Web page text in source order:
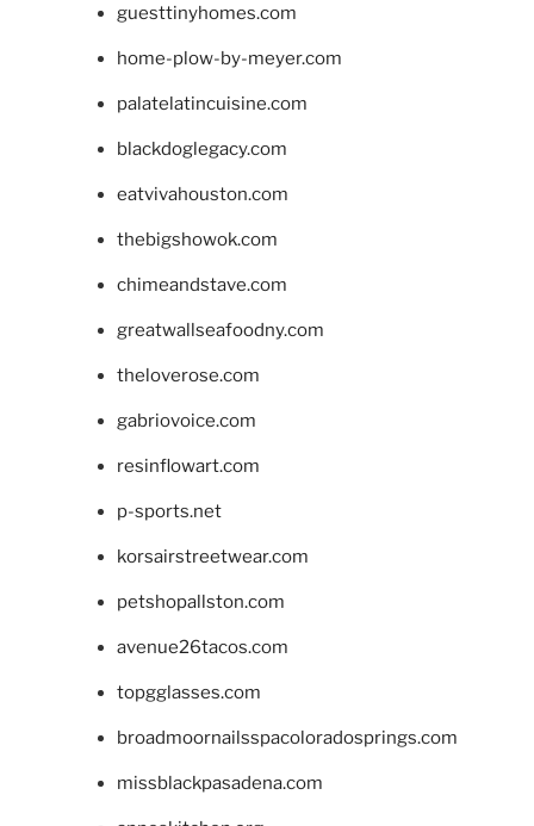
guesttinyhomes.com
home-plow-by-meyer.com
palatelatincuisine.com
blackdoglegacy.com
eatvivahouston.com
thebigshowok.com
chimeandstave.com
greatwallseafoodny.com
theloverose.com
gabriovoice.com
resinflowart.com
p-sports.net
korsairstreetwear.com
petshopallston.com
avenue26tacos.com
topgglasses.com
broadmoornailsspacoloradosprings.com
missblackpasadena.com